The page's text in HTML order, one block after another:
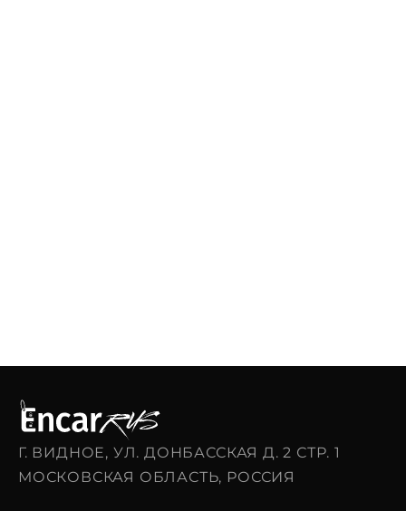
Г. ВИДНОЕ, УЛ. ДОНБАССКАЯ Д. 2 СТР. 1
МОСКОВСКАЯ ОБЛАСТЬ, РОССИЯ